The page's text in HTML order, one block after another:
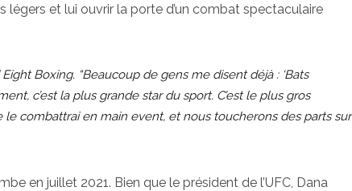
et lui ouvrir la porte d’un combat spectaculaire
Boxing. “Beaucoup de gens me disent déjà : ‘Bats
c’est la plus grande star du sport. C’est le plus gros
combattrai en main event, et nous toucherons des parts sur
en juillet 2021. Bien que le président de l’UFC, Dana